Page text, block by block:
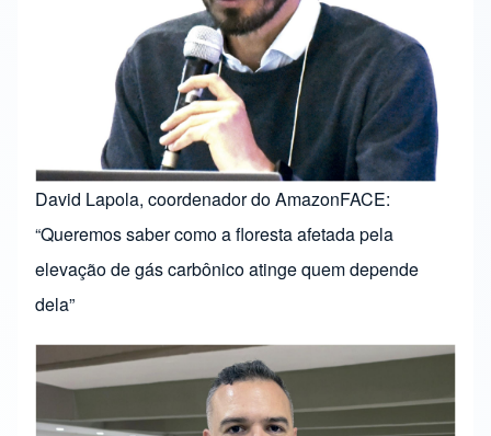
David Lapola, coordenador do AmazonFACE:
“Queremos saber como a floresta afetada pela
elevação de gás carbônico atinge quem depende
dela”